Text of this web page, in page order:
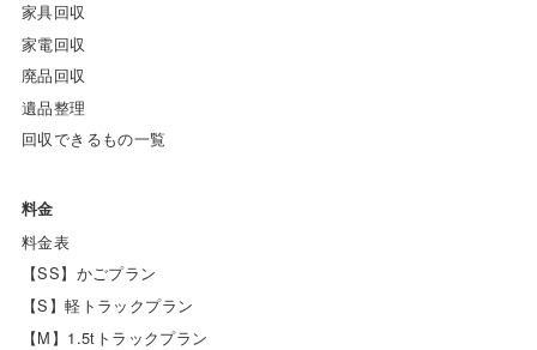
家具回収
家電回収
廃品回収
遺品整理
回収できるもの一覧
料金
料金表
【SS】かごプラン
【S】軽トラックプラン
【M】1.5tトラックプラン